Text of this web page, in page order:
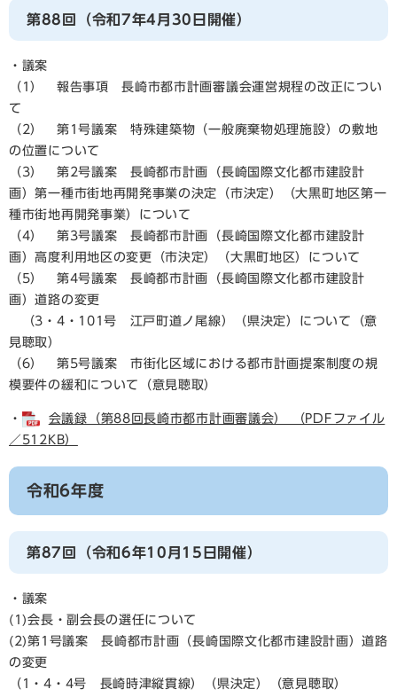
第88回（令和7年4月30日開催）
・議案
（1） 報告事項 長崎市都市計画審議会運営規程の改正につい
て
（2） 第1号議案 特殊建築物（一般廃棄物処理施設）の敷地
の位置について
（3） 第2号議案 長崎都市計画（長崎国際文化都市建設計
画）第一種市街地再開発事業の決定（市決定）（大黒町地区第一
種市街地再開発事業）について
（4） 第3号議案 長崎都市計画（長崎国際文化都市建設計
画）高度利用地区の変更（市決定）（大黒町地区）について
（5） 第4号議案 長崎都市計画（長崎国際文化都市建設計
画）道路の変更
（3・4・101号 江戸町道ノ尾線）（県決定）について（意
見聴取）
（6） 第5号議案 市街化区域における都市計画提案制度の規
模要件の緩和について（意見聴取）
・
会議録（第88回長崎市都市計画審議会） （PDFファイル
／512KB）
令和6年度
第87回（令和6年10月15日開催）
・議案
(1)会長・副会長の選任について
(2)第1号議案 長崎都市計画（長崎国際文化都市建設計画）道路
の変更
（1・4・4号 長崎時津縦貫線）（県決定）（意見聴取）